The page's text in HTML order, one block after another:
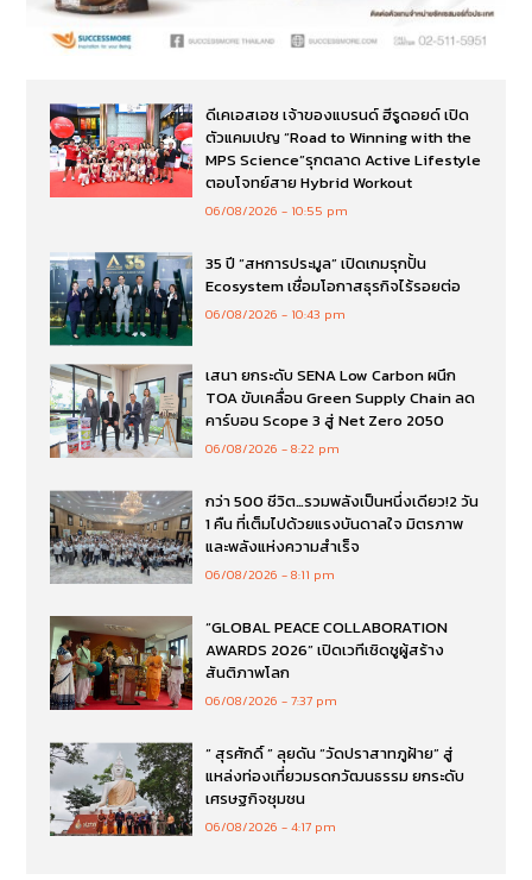
ดีเคเอสเอช เจ้าของแบรนด์ ฮีรูดอยด์ เปิด
ตัวแคมเปญ “Road to Winning with the
MPS Science”รุกตลาด Active Lifestyle
ตอบโจทย์สาย Hybrid Workout
06/08/2026 10:55 pm
35 ปี “สหการประมูล” เปิดเกมรุกปั้น
Ecosystem เชื่อมโอกาสธุรกิจไร้รอยต่อ
06/08/2026 10:43 pm
เสนา ยกระดับ SENA Low Carbon ผนึก
TOA ขับเคลื่อน Green Supply Chain ลด
คาร์บอน Scope 3 สู่ Net Zero 2050
06/08/2026 8:22 pm
กว่า 500 ชีวิต…รวมพลังเป็นหนึ่งเดียว!2 วัน
1 คืน ที่เต็มไปด้วยแรงบันดาลใจ มิตรภาพ
และพลังแห่งความสำเร็จ
06/08/2026 8:11 pm
“GLOBAL PEACE COLLABORATION
AWARDS 2026” เปิดเวทีเชิดชูผู้สร้าง
สันติภาพโลก
06/08/2026 7:37 pm
“ สุรศักดิ์ ” ลุยดัน “วัดปราสาทภูฝ้าย” สู่
แหล่งท่องเที่ยวมรดกวัฒนธรรม ยกระดับ
เศรษฐกิจชุมชน
06/08/2026 4:17 pm